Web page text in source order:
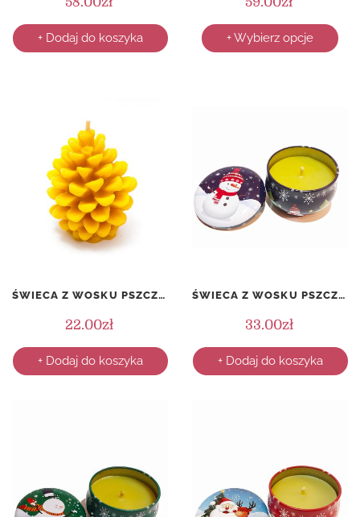
+ Dodaj do koszyka + Wybierz opcje
ŚWIECA Z WOSKU PSZCZELEGO – SZYSZKA – 75 MM
22.00zł
+ Dodaj do koszyka
ŚWIECA Z WOSKU PSZCZELEGO W PUSZCE – ŚWIĄTECZNA – WZÓR 1
33.00zł
+ Dodaj do koszyka